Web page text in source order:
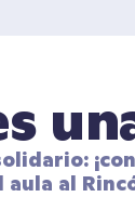
al